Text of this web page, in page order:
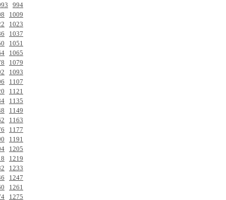
994
1009
1023
1037
1051
1065
1079
1093
1107
1121
1135
1149
1163
1177
1191
1205
1219
1233
1247
1261
1275